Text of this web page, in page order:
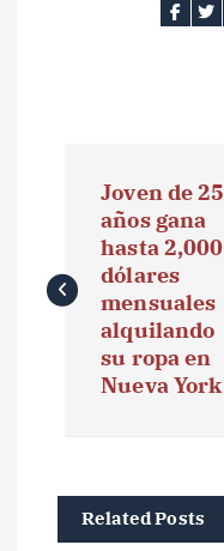
v
e
Joven de 25
años gana
hasta 2,000
dólares
mensuales
alquilando
su ropa en
Nueva York
Related Posts